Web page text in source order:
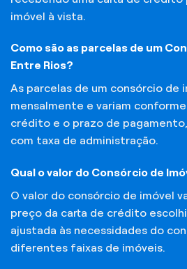
imóvel à vista.
Como são as parcelas de um
Entre Rios?
As parcelas de um consórcio de
mensalmente e variam
crédito e o prazo de
com taxa de administração.
Qual o valor do Consórcio de
O valor do consórcio de imóvel
preço da carta de crédito
ajustada às necessidades do
diferentes faixas de imóveis.